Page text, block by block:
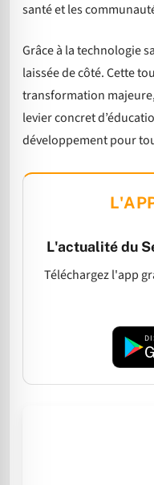
santé et les
Grâce à la technologie
laissée de côté. Cette
transformation
levier concret
développement pour
L'actualité du
Téléchargez l'app